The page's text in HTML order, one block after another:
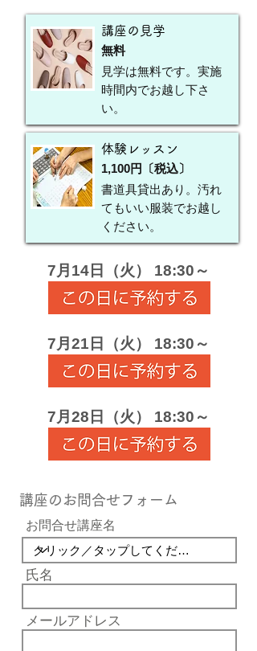
講座の見学
無料
見学は無料です。実施
時間内でお越し下さ
い。
体験レッスン
1,100円〔税込〕
書道具貸出あり。汚れ
てもいい服装でお越し
ください。
7月14日（火） 18:30～
7月21日（火） 18:30～
7月28日（火） 18:30～
講座のお問合せフォーム
お問合せ講座名
氏名
メールアドレス